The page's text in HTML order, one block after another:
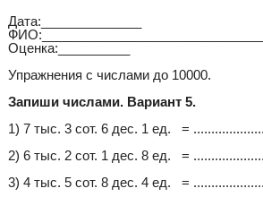
Дата:______________
Оценка:__________
Упражнения с числами до 10000.
Запиши числами. Вариант 5.
1) 7 тыс. 3 сот. 6 дес. 1 ед. =
2) 6 тыс. 2 сот. 1 дес. 8 ед. =
3) 4 тыс. 5 сот. 8 дес. 4 ед. =